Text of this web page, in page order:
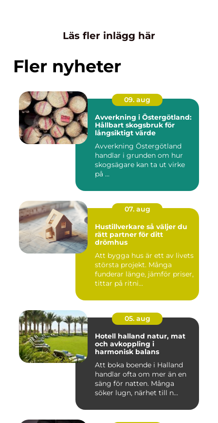
Läs fler inlägg här
Fler nyheter
09. aug
Avverkning i Östergötland:
Hållbart skogsbruk för
långsiktigt värde
Avverkning Östergötland
handlar i grunden om hur
skogsägare kan ta ut virke
på ...
07. aug
Hustillverkare så väljer du
rätt partner för ditt
drömhus
Att bygga hus är ett av livets
största projekt. Många
funderar länge, jämför priser,
tittar på ritni...
05. aug
Hotell halland natur, mat
och avkoppling i
harmonisk balans
Att boka boende i Halland
handlar ofta om mer än en
säng för natten. Många
söker lugn, närhet till n...